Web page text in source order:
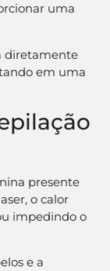
uma
diretamente
em uma
presente
o calor
impedindo o
e a